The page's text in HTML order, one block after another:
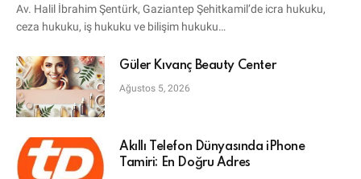
Av. Halil İbrahim Şentürk, Gaziantep Şehitkamil’de icra hukuku,
ceza hukuku, iş hukuku ve bilişim hukuku…
Güler Kıvanç Beauty Center
Ağustos 5, 2026
Akıllı Telefon Dünyasında iPhone
Tamiri: En Doğru Adres